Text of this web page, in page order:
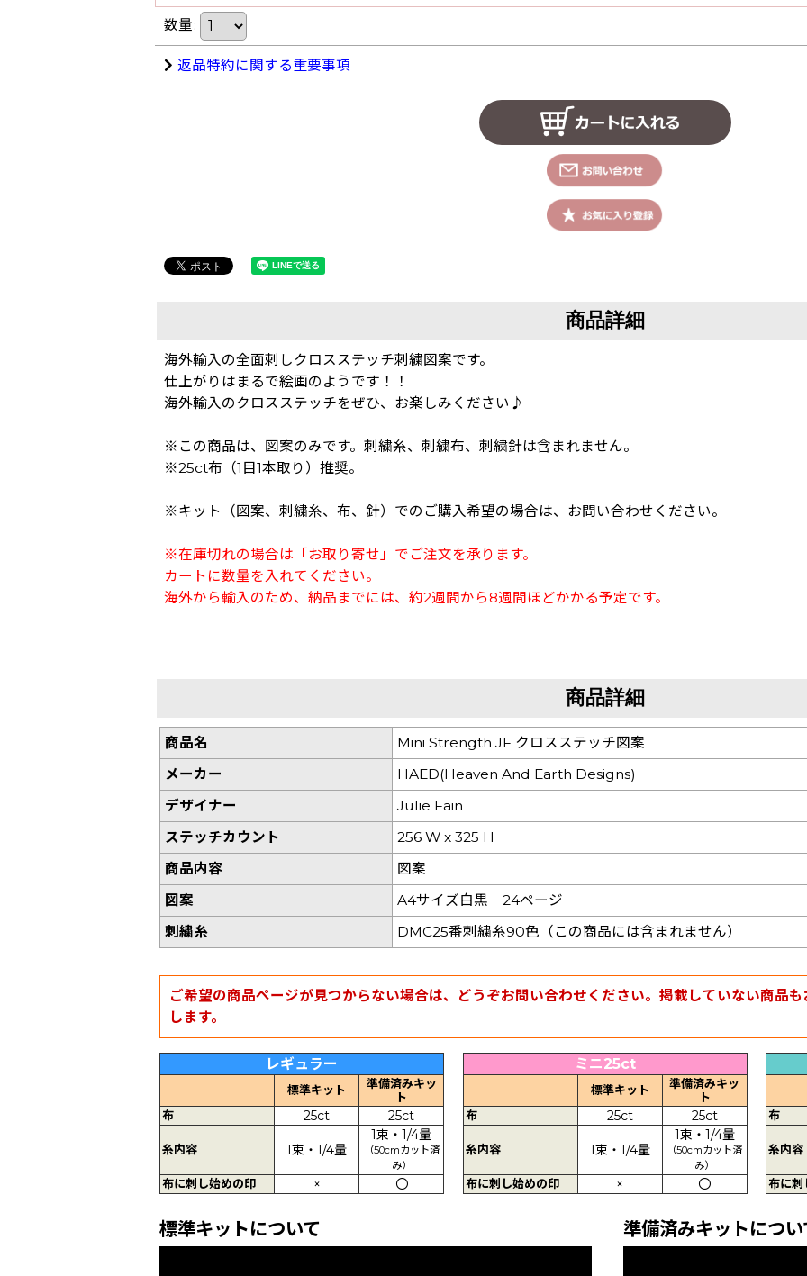
数量:
返品特約に関する重要事項
商品詳細
海外輸入の全面刺しクロスステッチ刺繍図案です。
仕上がりはまるで絵画のようです！！
海外輸入のクロスステッチをぜひ、お楽しみください♪
※この商品は、図案のみです。刺繍糸、刺繍布、刺繍針は含まれません。
※25ct布（1目1本取り）推奨。
※キット（図案、刺繍糸、布、針）でのご購入希望の場合は、お問い合わせください。
※在庫切れの場合は「お取り寄せ」でご注文を承ります。
カートに数量を入れてください。
海外から輸入のため、納品までには、約2週間から8週間ほどかかる予定です。
商品詳細
商品名
Mini Strength JF クロスステッチ図案
メーカー
HAED(Heaven And Earth Designs)
デザイナー
Julie Fain
ステッチカウント
256 W x 325 H
商品内容
図案
図案
A4サイズ白黒 24ページ
刺繍糸
DMC25番刺繍糸90色（この商品には含まれません）
ご希望の商品ページが見つからない場合は、どうぞお問い合わせください。掲載していない商品
します。
レギュラー
標準キット
準備済みキッ
ト
布
25ct 25ct
糸内容 1束・1/4量
1束・1/4量
（50cmカット済
み）
布に刺し始めの印 × 〇
ミニ25ct
標準キット
準備済みキッ
ト
布
25ct 25ct
糸内容 1束・1/4量
1束・1/4量
（50cmカット済
み）
布に刺し始めの印 × 〇
布
糸内容
布に刺
標準キットについて 準備済みキットについ